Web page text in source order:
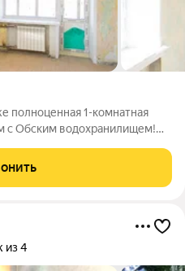
полноценная 1-комнатная
с Обским водохранилищем!
проживания.
из 4